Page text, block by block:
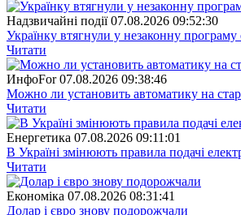
Надзвичайні події 07.08.2026 09:52:30
Українку втягнули у незаконну
Читати
ИнфоFor 07.08.2026 09:38:46
Можно ли установить автоматику на
Читати
Енергетика 07.08.2026 09:11:01
В Україні змінюють правила подачі
Читати
Економіка 07.08.2026 08:31:41
Долар і євро знову подорожчали